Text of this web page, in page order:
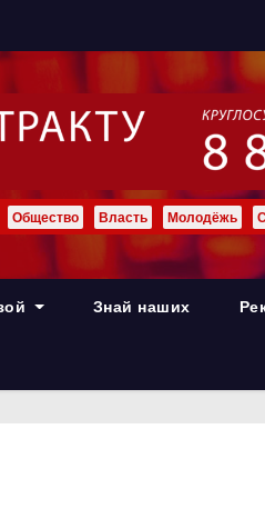
Общество Власть Молодёжь
Знай наших